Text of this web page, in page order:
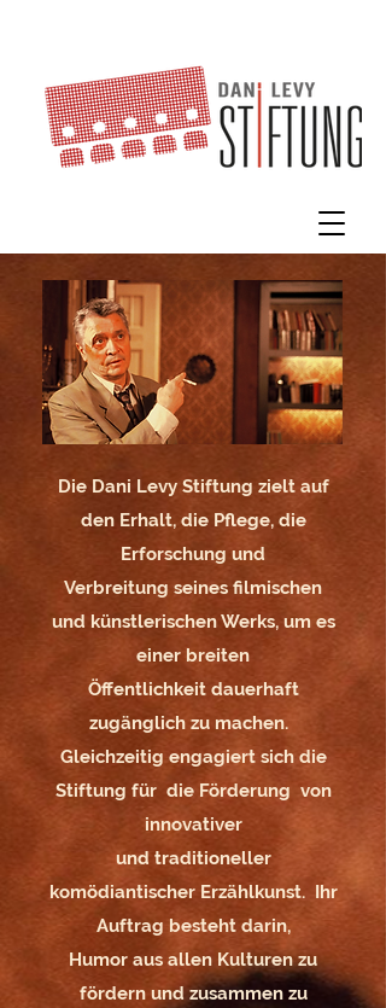
Die Dani Levy Stiftung zielt auf
den Erhalt, die Pflege, die
Erforschung und
Verbreitung seines filmischen
und künstlerischen Werks, um es
einer breiten
Öffentlichkeit dauerhaft
zugänglich zu machen.
Gleichzeitig engagiert sich die
Stiftung für die Förderung von
innovativer
und traditioneller
komödiantischer Erzählkunst. Ihr
Auftrag besteht darin,
Humor aus allen Kulturen zu
fördern und zusammen zu